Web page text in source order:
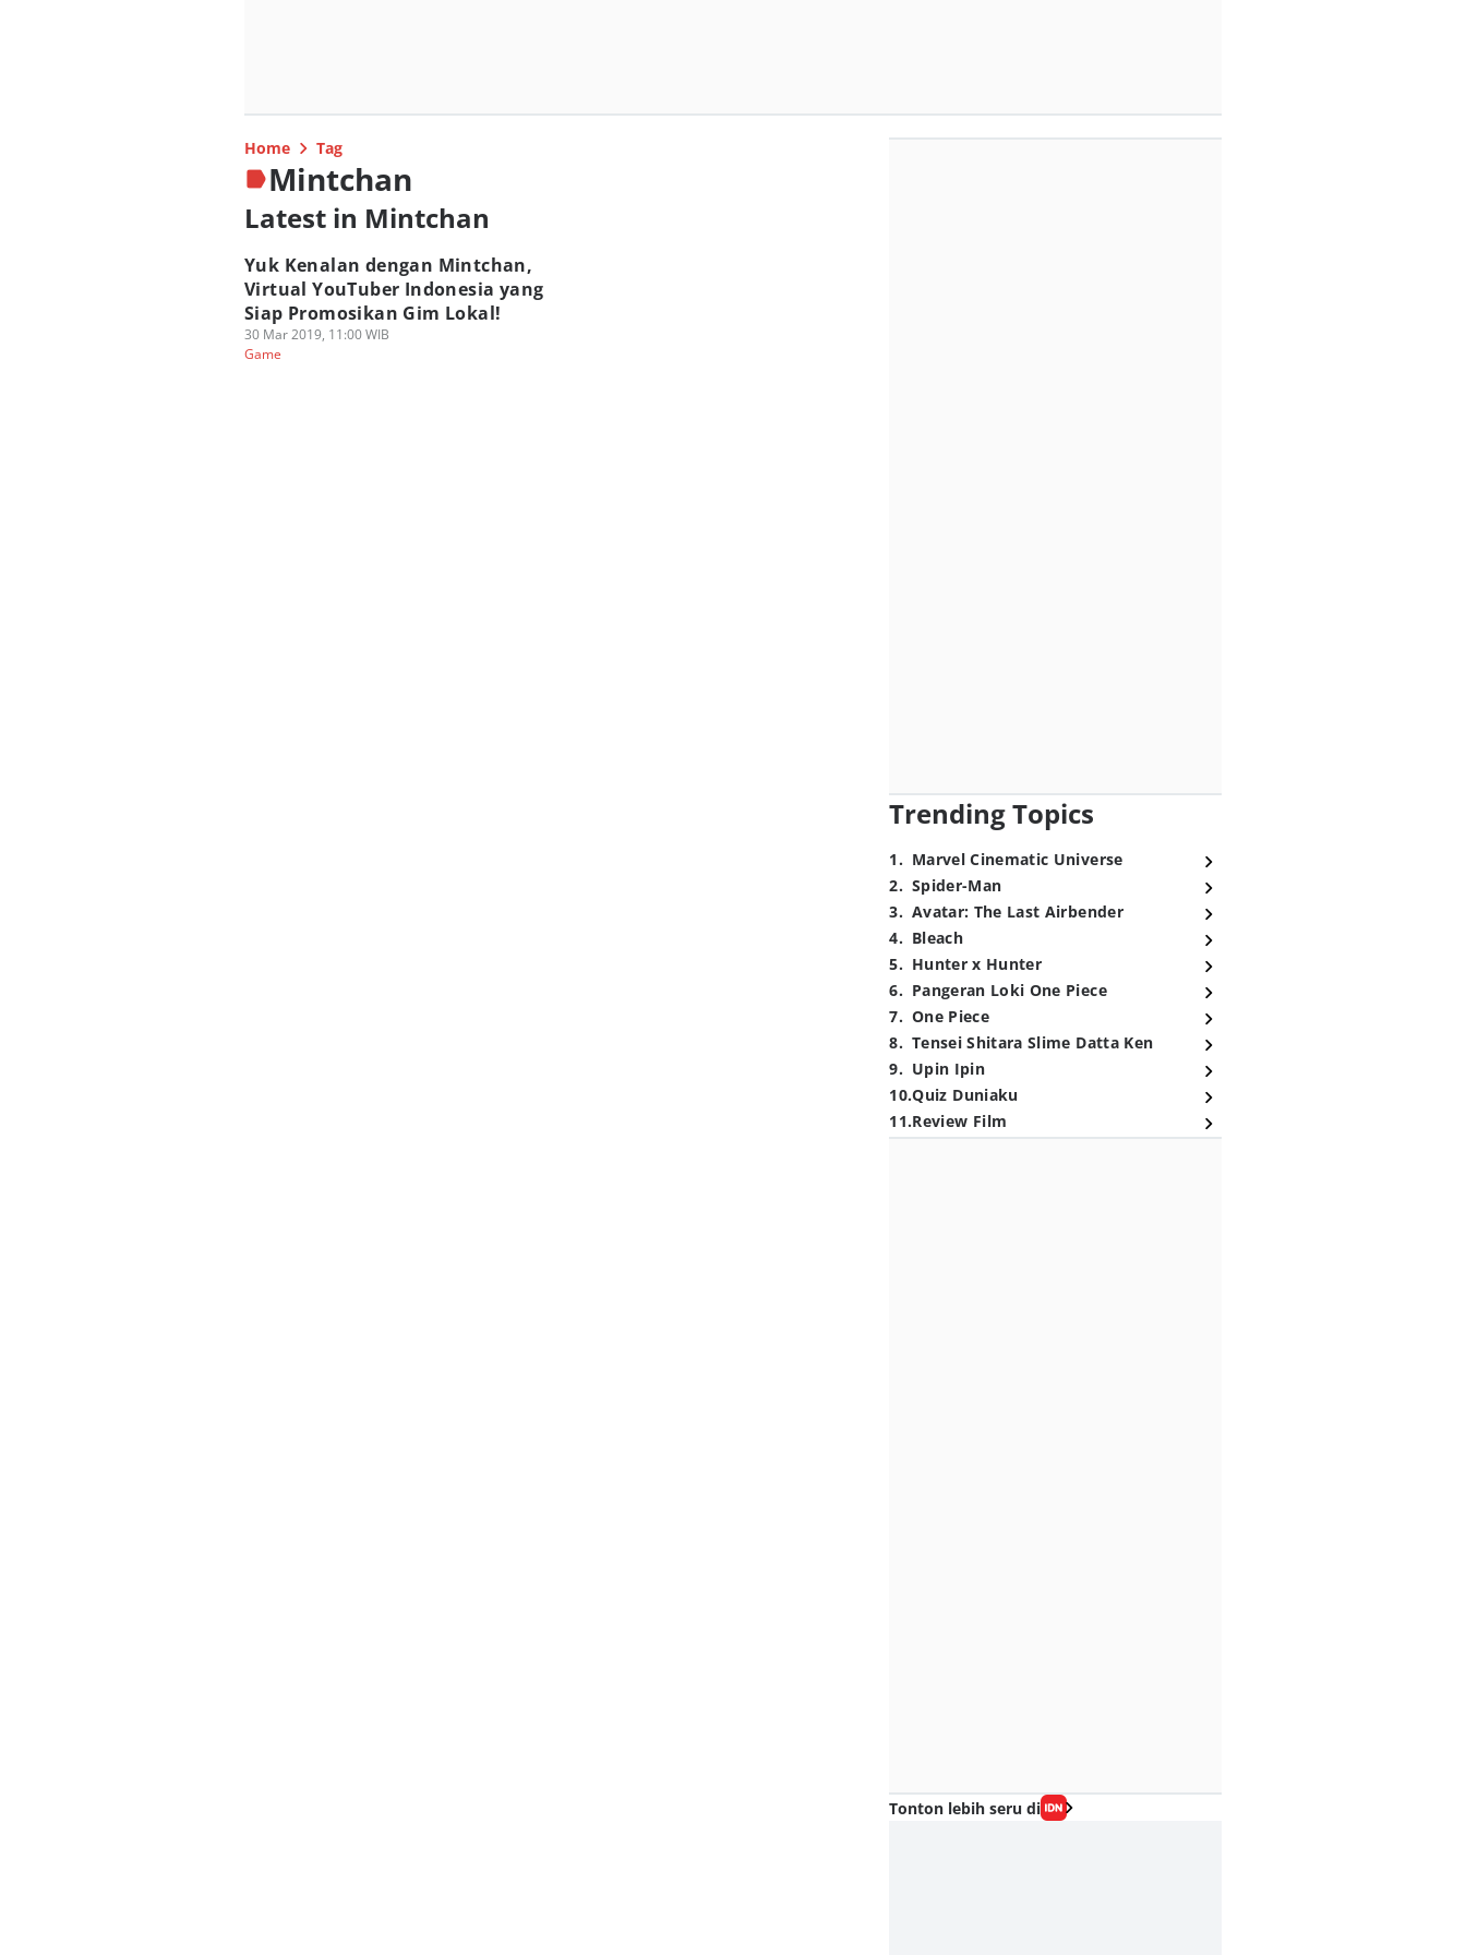
Home Tag
Mintchan
Latest in Mintchan
Yuk Kenalan dengan Mintchan,
Virtual YouTuber Indonesia yang
Siap Promosikan Gim Lokal!
30 Mar 2019, 11:00 WIB
Game
Trending Topics
1. Marvel Cinematic Universe
2. Spider-Man
3. Avatar: The Last Airbender
4. Bleach
5. Hunter x Hunter
6. Pangeran Loki One Piece
7. One Piece
8. Tensei Shitara Slime Datta Ken
9. Upin Ipin
10.Quiz Duniaku
11.Review Film
Tonton lebih seru di